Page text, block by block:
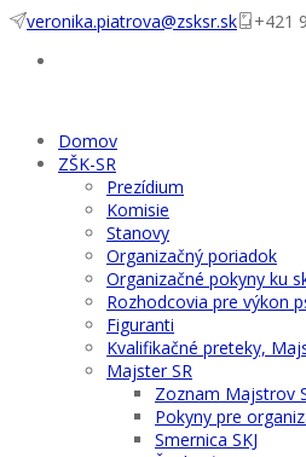
veronika.piatrova@zsksr.sk +421
Domov
ZŠK-SR
Prezídium
Komisie
Stanovy
Organizačný poriadok
Organizačné pokyny ku
Rozhodcovia pre výkon
Figuranti
Kvalifikačné preteky,
Majster SR
Zoznam Majstrov
Pokyny pre
Smernica SKJ